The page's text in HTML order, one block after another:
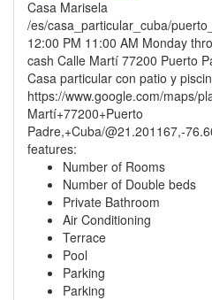
Casa Marisela
/es/casa_particular_cuba/
12:00 PM 11:00 AM Monday
cash Calle Martí 77200 Puerto
Casa particular con patio y
https://www.google.com/maps/
Martí+77200+Puerto
Padre,+Cuba/@21.201167,-
features:
Number of Rooms
Number of Double beds
Private Bathroom
Air Conditioning
Terrace
Pool
Parking
Parking